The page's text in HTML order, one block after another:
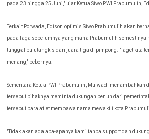
pada 23 hingga 25 Juni," ujar Ketua Siwo PWI Prabumulih,
Terkait Porwada, Edison optimis Siwo Prabumulih akan
pada laga sebelumnya yang mana Prabumulih semestinya
tunggal bulutangkis dan juara tiga di pimpong. "Taget kita
menang," bebernya.
Sementara Ketua PWI Prabumulih, Mulwadi
tersebut pihaknya meminta dukungan penuh dari
tersebut para atlet membawa nama mewakili kota
"Tidak akan ada apa-apanya kami tanpa support dan